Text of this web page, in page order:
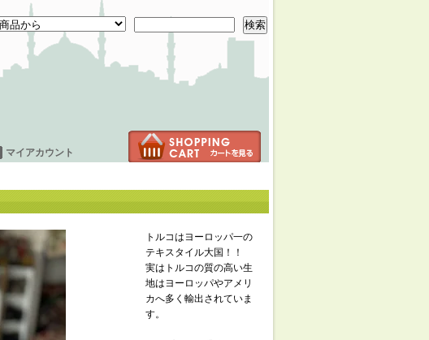
検索
マイアカウント
トルコはヨーロッパ一の
テキスタイル大国！！
実はトルコの質の高い生
地はヨーロッパやアメリ
カへ多く輸出されていま
す。